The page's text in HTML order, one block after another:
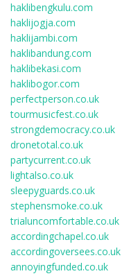
haklibengkulu.com
haklijogja.com
haklijambi.com
haklibandung.com
haklibekasi.com
haklibogor.com
perfectperson.co.uk
tourmusicfest.co.uk
strongdemocracy.co.uk
dronetotal.co.uk
partycurrent.co.uk
lightalso.co.uk
sleepyguards.co.uk
stephensmoke.co.uk
trialuncomfortable.co.uk
accordingchapel.co.uk
accordingoversees.co.uk
annoyingfunded.co.uk